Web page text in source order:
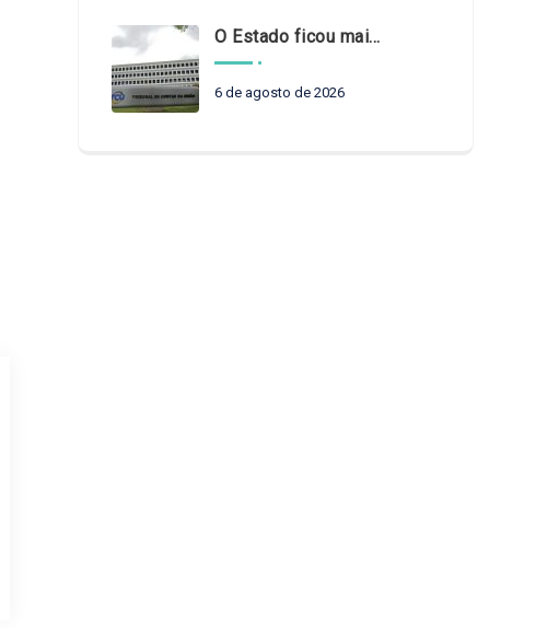
O Estado ficou mais complexo. O controle precisa acompanhar
6 de agosto de 2026